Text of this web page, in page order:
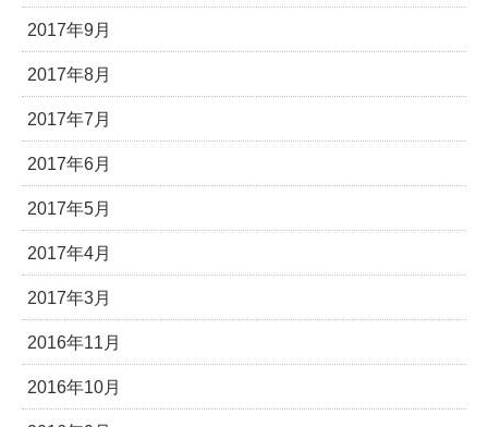
2017年9月
2017年8月
2017年7月
2017年6月
2017年5月
2017年4月
2017年3月
2016年11月
2016年10月